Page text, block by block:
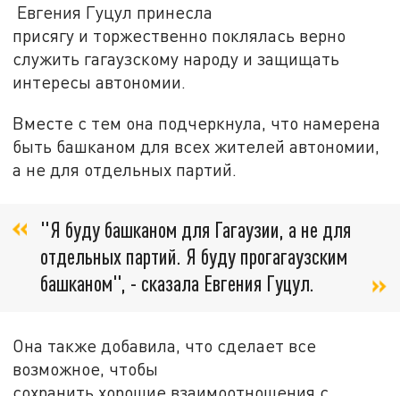
Евгения Гуцул принесла
присягу и торжественно поклялась верно
служить гагаузскому народу и защищать
интересы автономии.
Вместе с тем она подчеркнула, что намерена
быть башканом для всех жителей автономии,
а не для отдельных партий.
"Я буду башканом для Гагаузии, а не для
отдельных партий. Я буду прогагаузским
башканом", - сказала Евгения Гуцул.
Она также добавила, что сделает все
возможное, чтобы